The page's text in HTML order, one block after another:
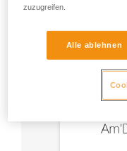
zuzugreifen.
Alle ablehnen